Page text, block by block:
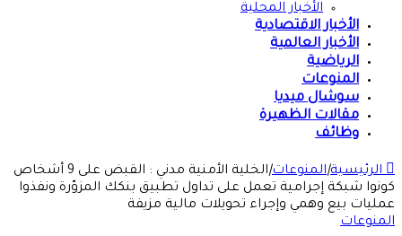
الأخبار المحلية
الأخبار الاقتصادية
الأخبار العالمية
الرياضية
المنوعات
سوشال ميديا
مقالات الظهيرة
وظائف
الرئيسية|المنوعات|
الخلية الأمنية مدني : القبض على 9 أشخاص
كونوا شبكة إجرامية تعمل على تداول تطبيق بنكك المزوّرة ونفذوا
عمليات بيع وهمي وإجراء تحويلات مالية مزيفة
المنوعات